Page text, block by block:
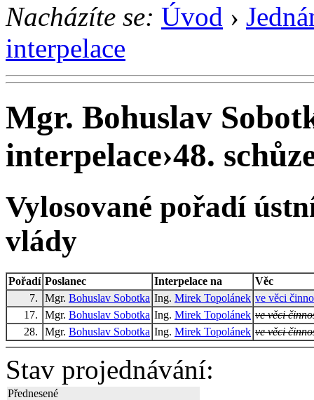
Nacházíte se: Úvod ›
interpelace
Mgr. Bohuslav
interpelace›48.
Vylosované pořadí
vlády
Pořadí Poslanec Interpelace na
Věc
7.
Mgr. Bohuslav Sobotka Ing. Mirek Topolánek ve věci
17.
Mgr. Bohuslav Sobotka Ing. Mirek Topolánek ve věci
28.
Mgr. Bohuslav Sobotka Ing. Mirek Topolánek ve věci
Stav projednávání:
Přednesené